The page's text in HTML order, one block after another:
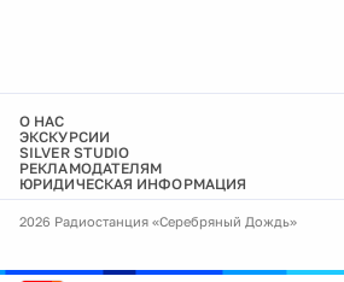
О НАС
ЭКСКУРСИИ
SILVER STUDIO
РЕКЛАМОДАТЕЛЯМ
ЮРИДИЧЕСКАЯ ИНФОРМАЦИЯ
2026 Радиостанция «Серебряный Дождь»